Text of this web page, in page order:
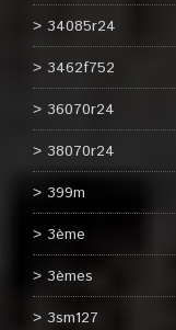
34085r24
3462f752
36070r24
38070r24
399m
3ème
3èmes
3sm127